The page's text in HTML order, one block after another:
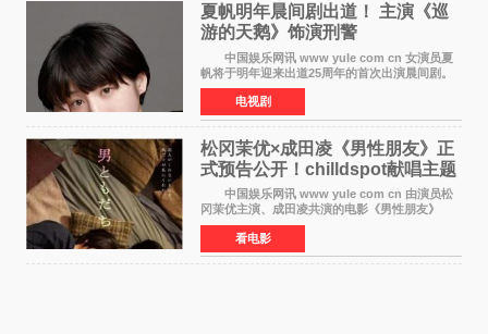
夏帆明年晨间剧出道！ 主演《巡
游的天鹅》饰演刑警
中国娱乐网讯 www yule com cn 女演员夏
帆将于明年迎来出道25周年的首次出演晨间剧。
NHK于8月4日宣布她将出演明年（2027年度）上
半期的晨间剧《巡游的天鹅》，饰演与女主角森
田望智饰演的生
电视剧
松冈茉优×成田凌《男性朋友》正
式预告公开！chilldspot献唱主题
中国娱乐网讯 www yule com cn 由演员松
冈茉优主演、成田凌共演的电影《男性朋友》
（三岛有纪子执导，11月6日上映）于8月5日公开
正式视觉图与正式预告片。同时，三人乐队
chilldspot为该片创
看电影